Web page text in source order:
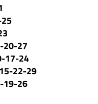
27
24
22-29
26